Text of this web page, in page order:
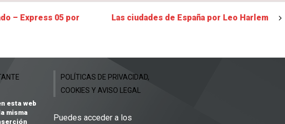
– Express 05 por
Las ciudades de España por Leo Harlem
esta web
misma
POLÍTICAS DE PRIVACIDAD,
COOKIES Y AVISO LEGAL
Puedes acceder a los